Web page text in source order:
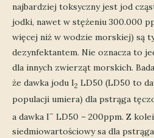
najbardziej toksyczny jest jod
jodki, nawet w stężeniu 300.000
więcej niż w wodzie morskiej) są
dezynfektantem. Nie oznacza to
dla innych zwierząt morskich.
że dawka jodu I2 LD50 (LD50 to
populacji umiera) dla pstrąga
a dawka I– LD50 – 200ppm. Z
siedmiowartościowy sa dla